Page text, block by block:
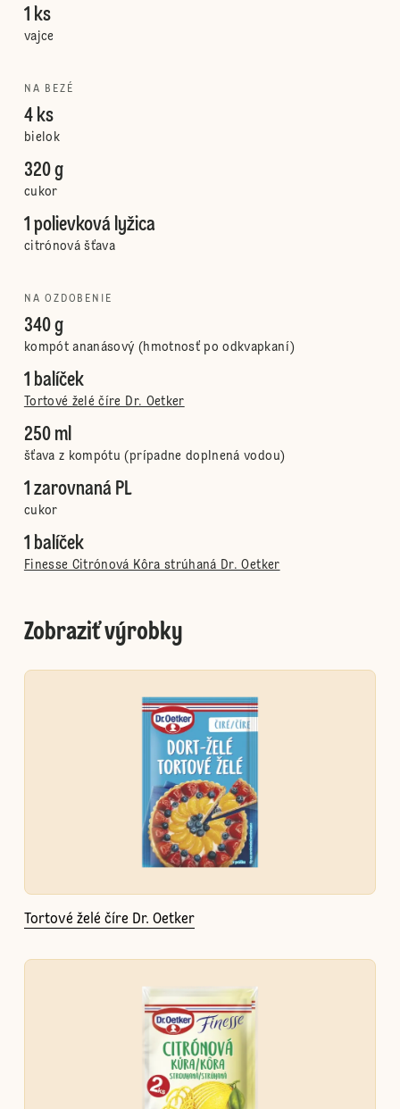
1 ks
vajce
NA BEZÉ
4 ks
bielok
320 g
cukor
1 polievková lyžica
citrónová šťava
NA OZDOBENIE
340 g
kompót ananásový (hmotnosť po odkvapkaní)
1 balíček
Tortové želé číre Dr. Oetker
250 ml
šťava z kompótu (prípadne doplnená vodou)
1 zarovnaná PL
cukor
1 balíček
Finesse Citrónová Kôra strúhaná Dr. Oetker
Zobraziť výrobky
Tortové želé číre Dr. Oetker